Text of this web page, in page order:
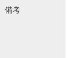
備考